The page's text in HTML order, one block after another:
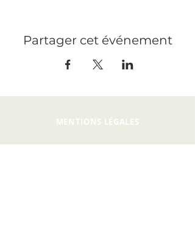
Partager cet événement
MENTIONS LÉGALES